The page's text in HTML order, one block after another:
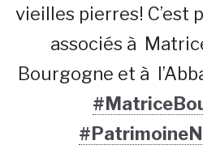
vieilles pierres! C’est
associés à
Bourgogne et à